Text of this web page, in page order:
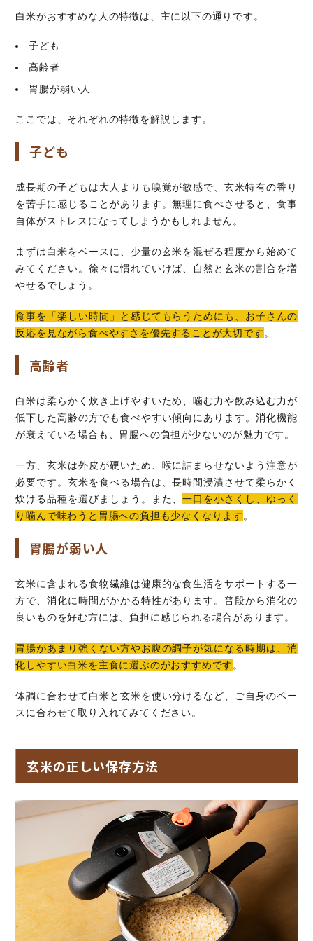
白米がおすすめな人の特徴は、主に以下の通りです。
子ども
高齢者
胃腸が弱い人
ここでは、それぞれの特徴を解説します。
子ども
成長期の子どもは大人よりも嗅覚が敏感で、玄米特有の香り
を苦手に感じることがあります。無理に食べさせると、食事
自体がストレスになってしまうかもしれません。
まずは白米をベースに、少量の玄米を混ぜる程度から始めて
みてください。徐々に慣れていけば、自然と玄米の割合を増
やせるでしょう。
食事を「楽しい時間」と感じてもらうためにも、お子さんの
反応を見ながら食べやすさを優先することが大切です 。
高齢者
白米は柔らかく炊き上げやすいため、噛む力や飲み込む力が
低下した高齢の方でも食べやすい傾向にあります。消化機能
が衰えている場合も、胃腸への負担が少ないのが魅力です。
一方、玄米は外皮が硬いため、喉に詰まらせないよう注意が
必要です。玄米を食べる場合は、長時間浸漬させて柔らかく
炊ける品種を選びましょう。また、一口を小さくし、ゆっく
り噛んで味わうと胃腸への負担も少なくなります 。
胃腸が弱い人
玄米に含まれる食物繊維は健康的な食生活をサポートする一
方で、消化に時間がかかる特性があります。普段から消化の
良いものを好む方には、負担に感じられる場合があります。
胃腸があまり強くない方やお腹の調子が気になる時期は、消
化しやすい白米を主食に選ぶのがおすすめです 。
体調に合わせて白米と玄米を使い分けるなど、ご自身のペー
スに合わせて取り入れてみてください。
玄米の正しい保存方法